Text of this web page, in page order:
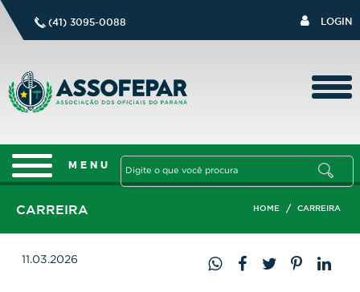
(41) 3095-0088 LOGIN
CARREIRA HOME / CARREIRA
11.03.2026